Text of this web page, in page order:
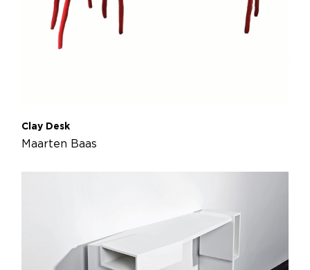
Clay Desk
Maarten Baas